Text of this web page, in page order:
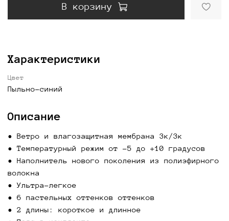
В корзину
Характеристики
Цвет
Пыльно-синий
Описание
• Ветро и влагозащитная мембрана 3к/3к
• Температурный режим от -5 до +10 градусов
• Наполнитель нового поколения из полиэфирного
волокна
• Ультра-легкое
• 6 пастельных оттенков оттенков
• 2 длины: короткое и длинное